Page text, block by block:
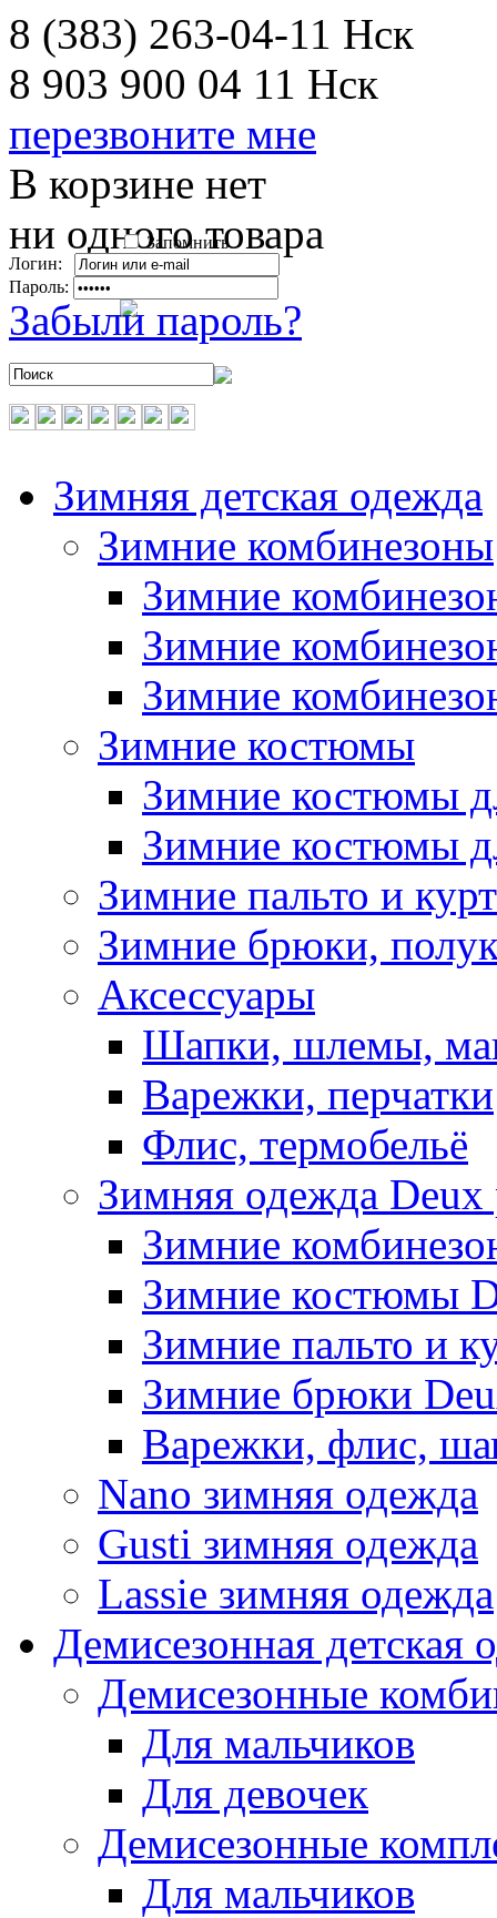
8 (383) 263-04-11 Нск
8 903 900 04 11 Нск
перезвоните мне
В корзине нет
ни одного товара
Запомнить
Логин:
Пароль:
Забыли пароль?
Зимняя детская одежда
Зимние комбинезоны
Зимние
Зимние
Зимние
Зимние костюмы
Зимние костюмы
Зимние костюмы
Зимние пальто и
Зимние брюки,
Аксессуары
Шапки, шлемы,
Варежки, перчатки
Флис, термобельё
Зимняя одежда Deux
Зимние
Зимние костюмы
Зимние пальто и
Зимние брюки
Варежки, флис,
Nano зимняя одежда
Gusti зимняя одежда
Lassie зимняя одежда
Демисезонная детская
Демисезонные
Для мальчиков
Для девочек
Демисезонные
Для мальчиков